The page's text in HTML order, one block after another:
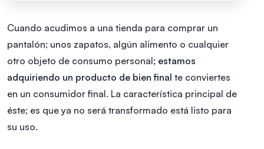
Cuando acudimos a una tienda para comprar un
pantalón; unos zapatos, algún alimento o cualquier
otro objeto de consumo personal; estamos
adquiriendo un producto de bien final te conviertes
en un consumidor final. La característica principal de
éste; es que ya no será transformado está listo para
su uso.